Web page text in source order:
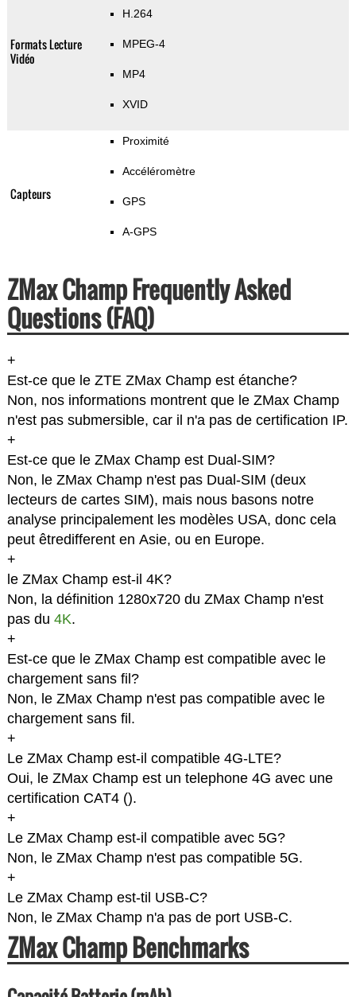
Formats Lecture
Vidéo
H.264
MPEG-4
MP4
XVID
Capteurs
Proximité
Accéléromètre
GPS
A-GPS
ZMax Champ Frequently Asked
Questions (FAQ)
+
Est-ce que le ZTE ZMax Champ est étanche?
Non, nos informations montrent que le ZMax Champ
n'est pas submersible, car il n'a pas de certification IP.
+
Est-ce que le ZMax Champ est Dual-SIM?
Non, le ZMax Champ n'est pas Dual-SIM (deux
lecteurs de cartes SIM), mais nous basons notre
analyse principalement les modèles USA, donc cela
peut êtredifferent en Asie, ou en Europe.
+
le ZMax Champ est-il 4K?
Non, la définition 1280x720 du ZMax Champ n'est
pas du 4K.
+
Est-ce que le ZMax Champ est compatible avec le
chargement sans fil?
Non, le ZMax Champ n'est pas compatible avec le
chargement sans fil.
+
Le ZMax Champ est-il compatible 4G-LTE?
Oui, le ZMax Champ est un telephone 4G avec une
certification CAT4 ().
+
Le ZMax Champ est-il compatible avec 5G?
Non, le ZMax Champ n'est pas compatible 5G.
+
Le ZMax Champ est-til USB-C?
Non, le ZMax Champ n'a pas de port USB-C.
ZMax Champ Benchmarks